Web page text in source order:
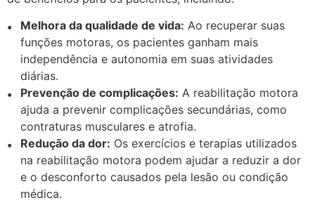
Melhora da qualidade de vida: Ao recuperar suas
funções motoras, os pacientes ganham mais
independência e autonomia em suas atividades
diárias.
Prevenção de complicações: A reabilitação motora
ajuda a prevenir complicações secundárias, como
contraturas musculares e atrofia.
Redução da dor: Os exercícios e terapias utilizados
na reabilitação motora podem ajudar a reduzir a dor
e o desconforto causados pela lesão ou condição
médica.